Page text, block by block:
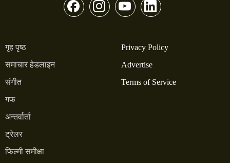
गृह पृष्ठ
समाचार हेडलाइन
संगीत
गफ
अन्तर्वार्ता
ट्रेलर
फिल्मी समीक्षा
Privacy Policy
Advertise
Terms of Service